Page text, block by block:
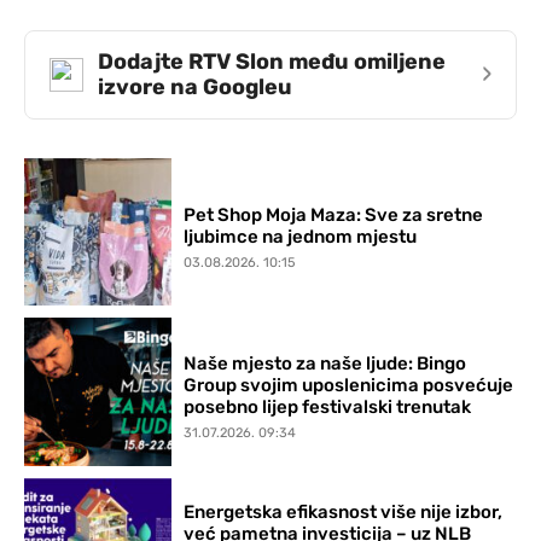
Dodajte RTV Slon među omiljene
izvore na Googleu
›
Pet Shop Moja Maza: Sve za sretne
ljubimce na jednom mjestu
03.08.2026. 10:15
Naše mjesto za naše ljude: Bingo
Group svojim uposlenicima posvećuje
posebno lijep festivalski trenutak
31.07.2026. 09:34
Energetska efikasnost više nije izbor,
već pametna investicija – uz NLB